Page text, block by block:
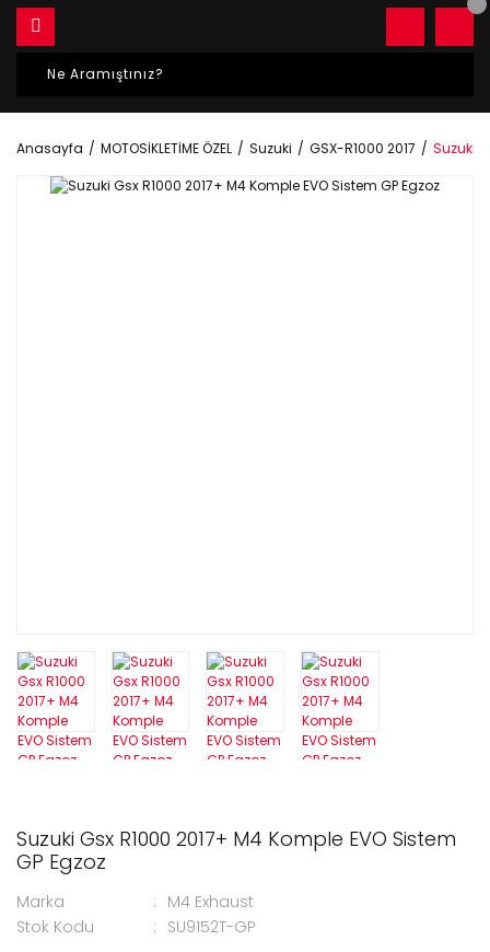
Anasayfa MOTOSİKLETİME ÖZEL Suzuki GSX-R1000 2017 Suzuki
Suzuki Gsx R1000 2017+ M4 Komple EVO Sistem
GP Egzoz
Marka
M4 Exhaust
Stok Kodu
SU9152T-GP